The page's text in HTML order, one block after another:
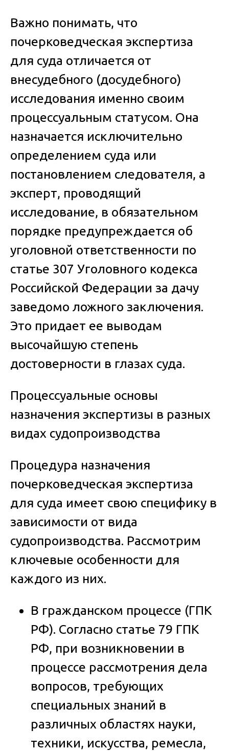
Важно понимать, что
почерковедческая экспертиза
для суда отличается от
внесудебного (досудебного)
исследования именно своим
процессуальным статусом. Она
назначается исключительно
определением суда или
постановлением следователя, а
эксперт, проводящий
исследование, в обязательном
порядке предупреждается об
уголовной ответственности по
статье 307 Уголовного кодекса
Российской Федерации за дачу
заведомо ложного заключения.
Это придает ее выводам
высочайшую степень
достоверности в глазах суда.
Процессуальные основы
назначения экспертизы в разных
видах судопроизводства
Процедура назначения
почерковедческая экспертиза
для суда имеет свою специфику в
зависимости от вида
судопроизводства. Рассмотрим
ключевые особенности для
каждого из них.
В гражданском процессе (ГПК
РФ). Согласно статье 79 ГПК
РФ, при возникновении в
процессе рассмотрения дела
вопросов, требующих
специальных знаний в
различных областях науки,
техники, искусства, ремесла,